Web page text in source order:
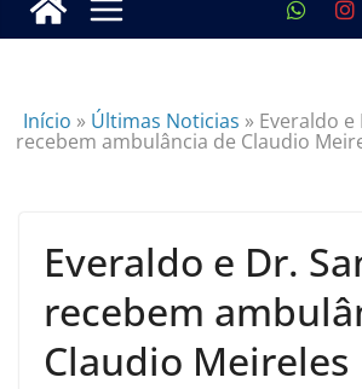
Início » Últimas Noticias » Everaldo e
recebem ambulância de Claudio
Everaldo e Dr.
recebem
Claudio Meireles